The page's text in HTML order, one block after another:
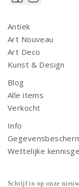
Antiek
Art Nouveau
Art Deco
Kunst & Design
Blog
Alle items
Verkocht
Info
Wettelijke
Schrijf in op onze